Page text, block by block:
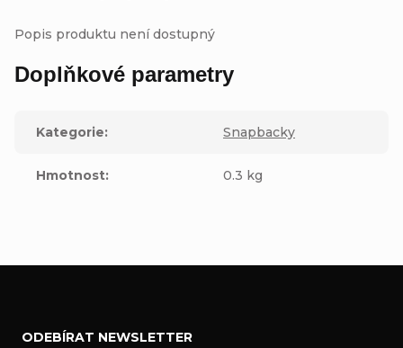
Popis produktu není dostupný
Doplňkové parametry
Kategorie: Snapbacky
Hmotnost: 0.3 kg
ODEBÍRAT NEWSLETTER